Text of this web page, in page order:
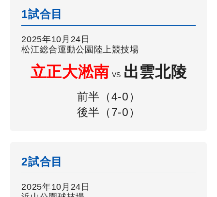
1試合目
2025年10月24日
松江総合運動公園陸上競技場
立正大淞南 VS 出雲北陵
前半（4-0）
後半（7-0）
2試合目
2025年10月24日